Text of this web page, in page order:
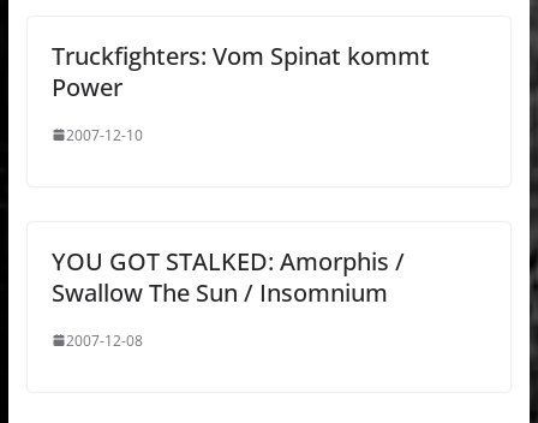
Truckfighters: Vom Spinat kommt
Power
2007-12-10
YOU GOT STALKED: Amorphis /
Swallow The Sun / Insomnium
2007-12-08